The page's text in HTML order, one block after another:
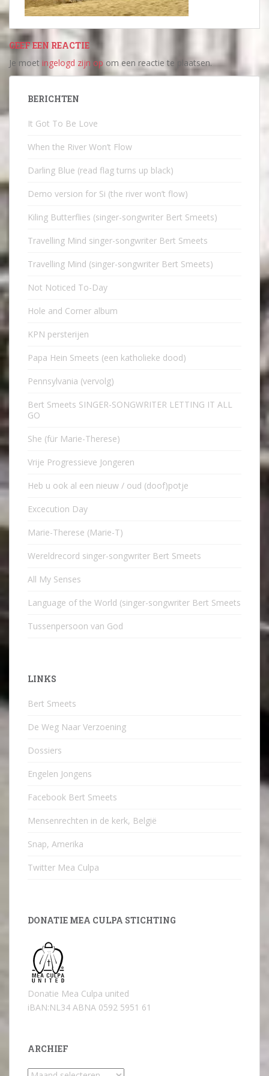
GEEF EEN REACTIE
Je moet ingelogd zijn op om een reactie te plaatsen.
BERICHTEN
It Got To Be Love
When the River Won’t Flow
Darling Blue (read flag turns up black)
Demo version for Si (the river won’t flow)
Kiling Butterflies (singer-songwriter Bert Smeets)
Travelling Mind singer-songwriter Bert Smeets
Travelling Mind (singer-songwriter Bert Smeets)
Not Noticed To-Day
Hole and Corner album
KPN persterijen
Papa Hein Smeets (een katholieke dood)
Pennsylvania (vervolg)
Bert Smeets SINGER-SONGWRITER LETTING IT ALL
GO
She (für Marie-Therese)
Vrije Progressieve Jongeren
Heb u ook al een nieuw / oud (doof)potje
Excecution Day
Marie-Therese (Marie-T)
Wereldrecord singer-songwriter Bert Smeets
All My Senses
Language of the World (singer-songwriter Bert Smeets
Tussenpersoon van God
LINKS
Bert Smeets
De Weg Naar Verzoening
Dossiers
Engelen Jongens
Facebook Bert Smeets
Mensenrechten in de kerk, België
Snap, Amerika
Twitter Mea Culpa
DONATIE MEA CULPA STICHTING
Donatie Mea Culpa united
iBAN:NL34 ABNA 0592 5951 61
ARCHIEF